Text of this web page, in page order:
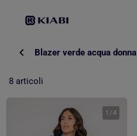
Blazer verde acqua donna
8 articoli
1 /4